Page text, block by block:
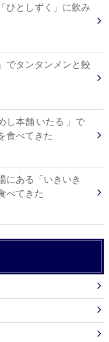
ひとしずく」に飲み
でタンタンメンと餃
し本舗 いたる 」で
食べてきた
にある「いきいき
べてきた